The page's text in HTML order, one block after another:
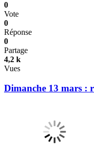
0
Vote
0
Réponse
0
Partage
4,2 k
Vues
Dimanche 13 mars :